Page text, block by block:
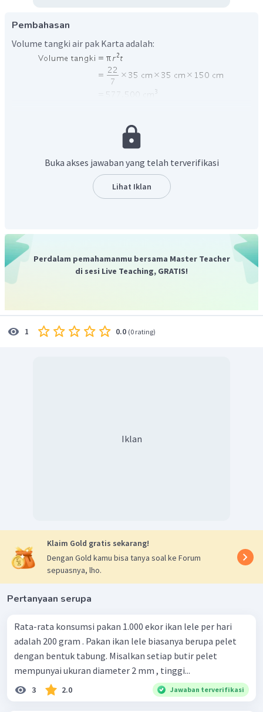
Pembahasan
Volume tangki air pak Karta adalah:
Waktu dibutuhkan untuk mengisi air adalah
maka debit air sebagai berikut.
Jika kedudukan awal meteran air adalah
,maka
kedudukan akhir meteran air adalah
Buka akses jawaban yang telah terverifikasi
Lihat Iklan
Perdalam pemahamanmu bersama Master Teacher
di sesi Live Teaching, GRATIS!
1 0.0 (0 rating)
Iklan
Klaim Gold gratis sekarang!
Dengan Gold kamu bisa tanya soal ke Forum
sepuasnya, lho.
Pertanyaan serupa
Rata-rata konsumsi pakan 1.000 ekor ikan lele per hari
adalah 200 gram . Pakan ikan lele biasanya berupa pelet
dengan bentuk tabung. Misalkan setiap butir pelet
mempunyai ukuran diameter 2 mm , tinggi...
3 2.0 Jawaban terverifikasi